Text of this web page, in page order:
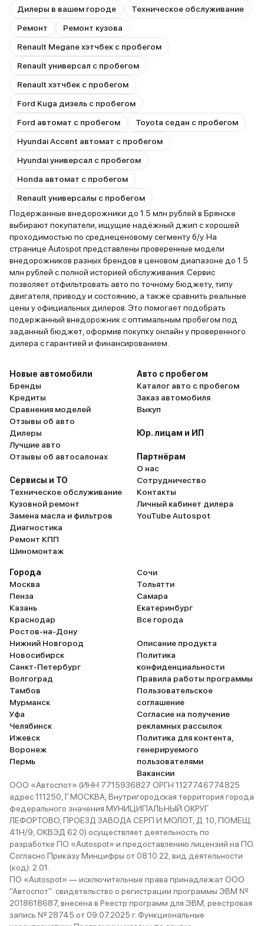
Дилеры в вашем городе
Техническое обслуживание
Ремонт
Ремонт кузова
Renault Megane хэтчбек с пробегом
Renault универсал с пробегом
Renault хэтчбек с пробегом
Ford Kuga дизель с пробегом
Ford автомат с пробегом
Toyota седан с пробегом
Hyundai Accent автомат с пробегом
Hyundai универсал с пробегом
Honda автомат с пробегом
Renault универсалы с пробегом
Подержанные внедорожники до 1.5 млн рублей в Брянске
выбирают покупатели, ищущие надёжный джип с хорошей
проходимостью по среднеценовому сегменту б/у. На
странице Autospot представлены проверенные модели
внедорожников разных брендов в ценовом диапазоне до 1.5
млн рублей с полной историей обслуживания. Сервис
позволяет отфильтровать авто по точному бюджету, типу
двигателя, приводу и состоянию, а также сравнить реальные
цены у официальных дилеров. Это помогает подобрать
подержанный внедорожник с оптимальным пробегом под
заданный бюджет, оформив покупку онлайн у проверенного
дилера с гарантией и финансированием.
Новые автомобили
Бренды
Кредиты
Сравнения моделей
Отзывы об авто
Дилеры
Лучшие авто
Отзывы об автосалонах
Сервисы и ТО
Техническое обслуживание
Кузовной ремонт
Замена масла и фильтров
Диагностика
Ремонт КПП
Шиномонтаж
Авто с пробегом
Каталог авто с пробегом
Заказ автомобиля
Выкуп
Юр. лицам и ИП
Партнёрам
О нас
Сотрудничество
Контакты
Личный кабинет дилера
YouTube Autospot
Города
Москва
Пенза
Казань
Краснодар
Ростов-на-Дону
Нижний Новгород
Новосибирск
Санкт-Петербург
Волгоград
Тамбов
Мурманск
Уфа
Челябинск
Ижевск
Воронеж
Пермь
Сочи
Тольятти
Самара
Екатеринбург
Все города
Описание продукта
Политика
конфиденциальности
Правила работы программы
Пользовательское
соглашение
Согласие на получение
рекламных рассылок
Политика для контента,
генерируемого
пользователями
Вакансии
ООО «Автоспот» (ИНН 7715936827 ОРГН 1127746774825
адрес 111250, Г.МОСКВА, Внутригородская территория города
федерального значения МУНИЦИПАЛЬНЫЙ ОКРУГ
ЛЕФОРТОВО, ПРОЕЗД ЗАВОДА СЕРП И МОЛОТ, Д. 10, ПОМЕЩ.
41Н/9, ОКВЭД 62.0) осуществляет деятельность по
разработке ПО «Autospot» и предоставлению лицензий на ПО.
Согласно Приказу Минцифры от 08.10.22, вид деятельности
(код): 2.01.
ПО «Autospot» — исключительные права принадлежат ООО
"Автоспот": свидетельство о регистрации программы ЭВМ №
2018618687, внесена в Реестр программ для ЭВМ, реестровая
запись № 28745 от 09.07.2025 г. Функциональные